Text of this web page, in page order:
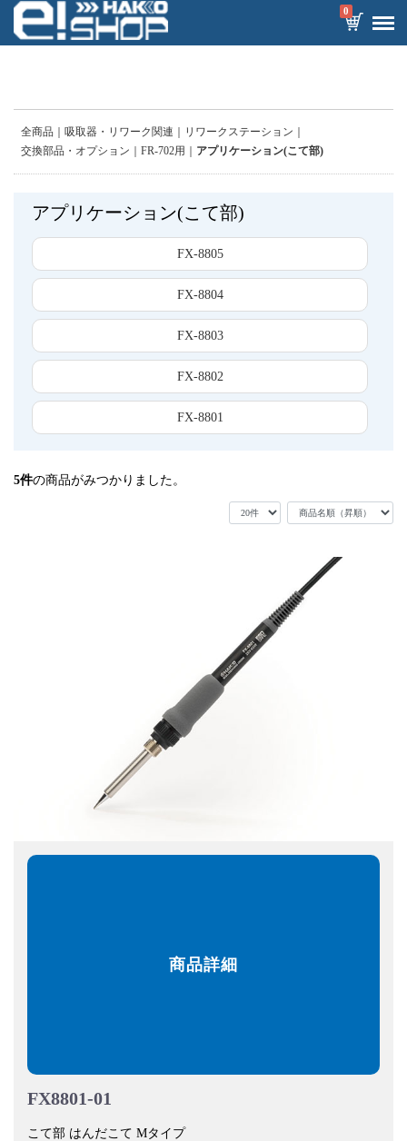
0
全商品 吸取器・リワーク関連
リワークステーション
交換部品・オプション
FR-702用 アプリケーション(こて部)
アプリケーション(こて部)
FX-8805
FX-8804
FX-8803
FX-8802
FX-8801
5件の商品がみつかりました。
商品詳細
FX8801-01
こて部 はんだこて Mタイプ